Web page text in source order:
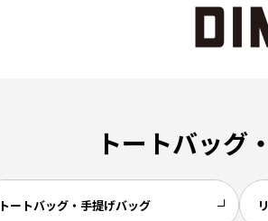
トートバッグ
トートバッグ・手提げバッグ